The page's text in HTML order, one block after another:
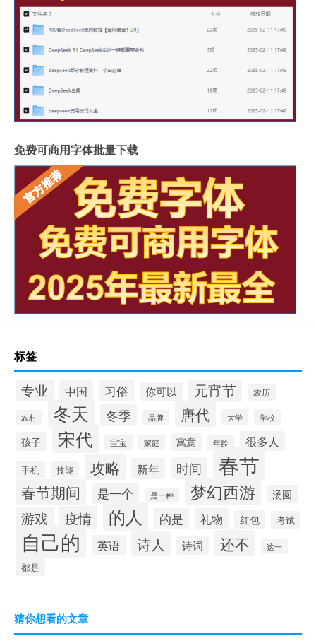
免费可商用字体批量下载
标签
专业 中国 习俗 你可以 元宵节 农历
农村 冬天 冬季 品牌 唐代 大学 学校
孩子 宋代 宝宝 家庭 寓意 年龄 很多人
手机 技能 攻略 新年 时间 春节
春节期间 是一个 是一种 梦幻西游 汤圆
游戏 疫情 的人 的是 礼物 红包 考试
自己的 英语 诗人 诗词 还不 这一
都是
猜你想看的文章